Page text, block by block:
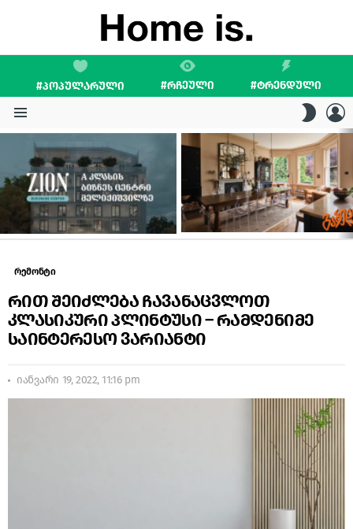
#ᲞᲝᲞᲣᲚᲐᲠᲣᲚᲘ #ᲠᲩᲔᲣᲚᲘ #ᲢᲠᲔᲜᲓᲣᲚᲘ
SKIN
STORIES
რემონტი
რით შეიძლება ჩავანაცვლოთ
კლასიკური პლინტუსი – რამდენიმე
საინტერესო ვარიანტი
იანვარი 19, 2022, 11:16 pm